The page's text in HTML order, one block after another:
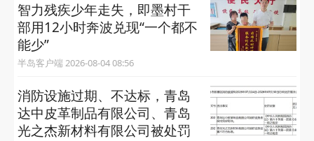
智力残疾少年走失，即墨村干
部用12小时奔波兑现“一个都不
能少”
半岛客户端 2026-08-04 08:56
消防设施过期、不达标，青岛
达中皮革制品有限公司、青岛
光之杰新材料有限公司被处罚